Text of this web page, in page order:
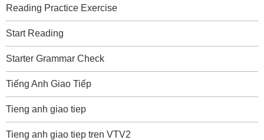
Reading Practice Exercise
Start Reading
Starter Grammar Check
Tiếng Anh Giao Tiếp
Tieng anh giao tiep
Tieng anh giao tiep tren VTV2